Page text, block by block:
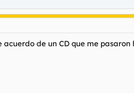
de un CD que me pasaron